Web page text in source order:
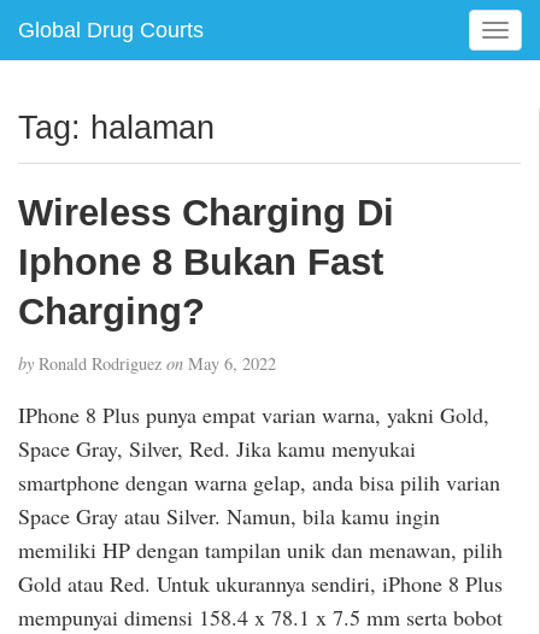
Global Drug Courts
T
o
e
Tag: halaman
Wireless Charging Di
Iphone 8 Bukan Fast
Charging?
by Ronald Rodriguez on May 6, 2022
IPhone 8 Plus punya empat varian warna, yakni Gold,
Space Gray, Silver, Red. Jika kamu menyukai
smartphone dengan warna gelap, anda bisa pilih varian
Space Gray atau Silver. Namun, bila kamu ingin
memiliki HP dengan tampilan unik dan menawan, pilih
Gold atau Red. Untuk ukurannya sendiri, iPhone 8 Plus
mempunyai dimensi 158.4 x 78.1 x 7.5 mm serta bobot